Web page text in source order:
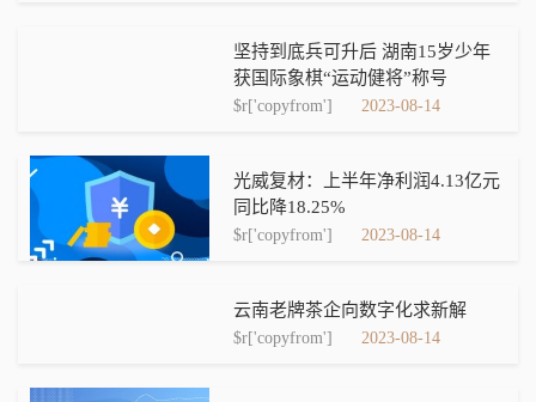
坚持到底兵可升后 湖南15岁少年
获国际象棋“运动健将”称号
$r['copyfrom'] 2023-08-14
光威复材：上半年净利润4.13亿元
同比降18.25%
$r['copyfrom'] 2023-08-14
云南老牌茶企向数字化求新解
$r['copyfrom'] 2023-08-14